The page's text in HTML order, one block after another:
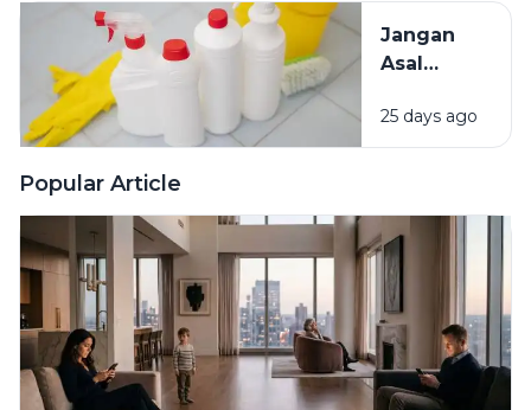
Mengatasinya
Jangan
Asal
Bahan
Pembersih
25 days ago
Popular Article